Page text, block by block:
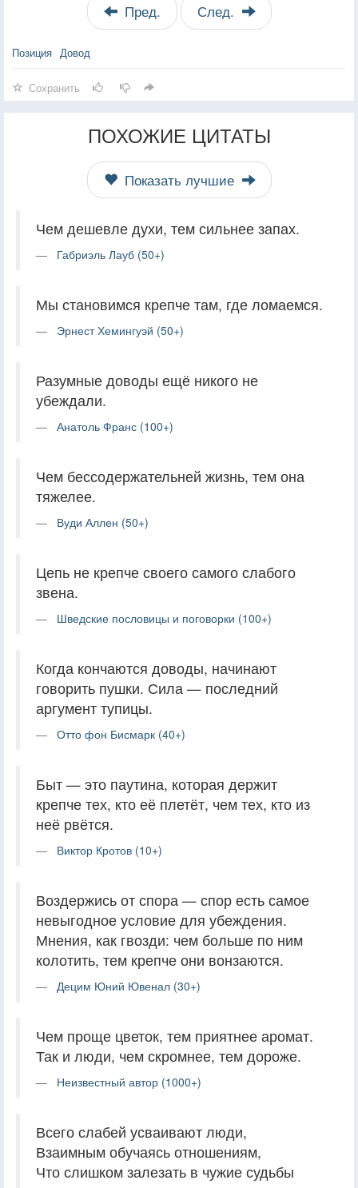
Пред. След.
Позиция Довод
Сохранить
ПОХОЖИЕ ЦИТАТЫ
Показать лучшие
Чем дешевле духи, тем сильнее запах.
Габриэль Лауб (50+)
Мы становимся крепче там, где ломаемся.
Эрнест Хемингуэй (50+)
Разумные доводы ещё никого не
убеждали.
Анатоль Франс (100+)
Чем бессодержательней жизнь, тем она
тяжелее.
Вуди Аллен (50+)
Цепь не крепче своего самого слабого
звена.
Шведские пословицы и поговорки (100+)
Когда кончаются доводы, начинают
говорить пушки. Сила — последний
аргумент тупицы.
Отто фон Бисмарк (40+)
Быт — это паутина, которая держит
крепче тех, кто её плетёт, чем тех, кто из
неё рвётся.
Виктор Кротов (10+)
Воздержись от спора — спор есть самое
невыгодное условие для убеждения.
Мнения, как гвозди: чем больше по ним
колотить, тем крепче они вонзаются.
Децим Юний Ювенал (30+)
Чем проще цветок, тем приятнее аромат.
Так и люди, чем скромнее, тем дороже.
Неизвестный автор (1000+)
Всего слабей усваивают люди,
Взаимным обучаясь отношениям,
Что слишком залезать в чужие судьбы